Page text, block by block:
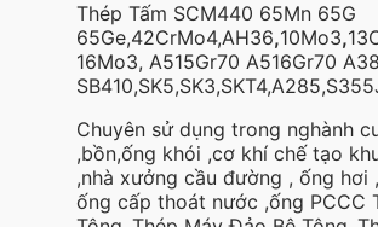
Thép Tấm SCM440 65Mn 65G
65Ge,42CrMo4,AH36,10Mo3,
16Mo3, A515Gr70 A516Gr70
Chuyên sử dụng trong nghành
,bồn,ống khói ,cơ khí chế tạo
,nhà xưởng cầu đường , ống hơi
ống cấp thoát nước ,ống PCCC